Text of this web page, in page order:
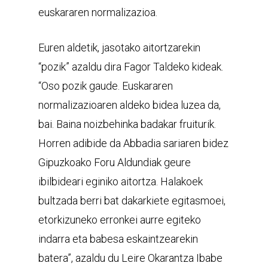
euskararen normalizazioa.
Euren aldetik, jasotako aitortzarekin
“pozik” azaldu dira Fagor Taldeko kideak.
“Oso pozik gaude. Euskararen
normalizazioaren aldeko bidea luzea da,
bai. Baina noizbehinka badakar fruiturik.
Horren adibide da Abbadia sariaren bidez
Gipuzkoako Foru Aldundiak geure
ibilbideari eginiko aitortza. Halakoek
bultzada berri bat dakarkiete egitasmoei,
etorkizuneko erronkei aurre egiteko
indarra eta babesa eskaintzearekin
batera”, azaldu du Leire Okarantza Ibabe